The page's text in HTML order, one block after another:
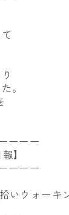
。
ーーー
】
ーーー
いウォーキ